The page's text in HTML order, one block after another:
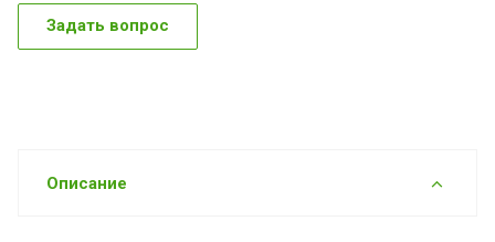
Задать вопрос
Описание